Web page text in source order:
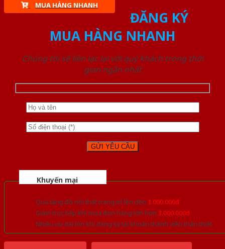
MUA HÀNG NHANH
ĐĂNG KÝ
MUA HÀNG NHANH
Chúng tôi sẽ liên lạc lại với quý khách trong thời
gian ngắn nhất
Khuyến mại
Quà tặng đồ nội thất trang trí lên đến 1.000.000đ
Giảm trực tiếp khi mua đơn hàng lớn hơn 3.000.000đ
Nhiều ưu đãi lớn khi đăng ký tài khoản thành viên thân thiết